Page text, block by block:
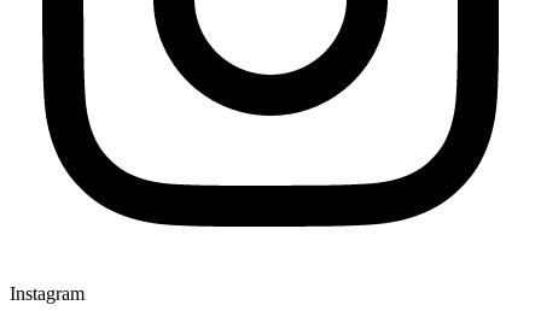
Instagram